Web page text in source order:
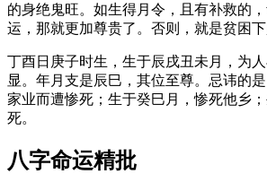
的身绝鬼旺。如生得月令，且有补救的
运，那就更加尊贵了。否则，就是贫困下
丁酉日庚子时生，生于辰戌丑未月，为
显。年月支是辰巳，其位至尊。忌讳的
家业而遭惨死；生于癸巳月，惨死他乡
死。
八字命运精批